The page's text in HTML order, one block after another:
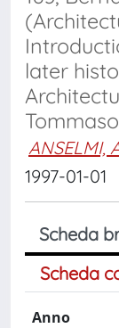
later
ANSELMI,
1997-01-01
Scheda
Scheda
Anno